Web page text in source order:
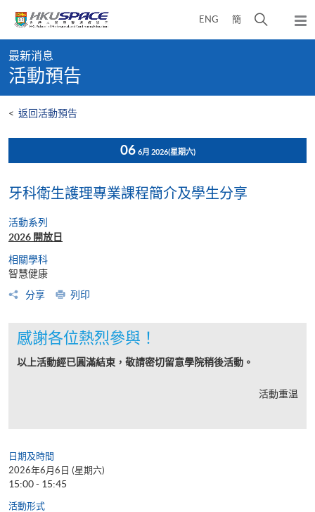
content
ENG 簡
開
彈
出
content
start
最新消息
活動預告
< 返回活動預告
06 6月 2026(星期六)
牙科衛生護理專業課程簡介及學生分享
活動系列
2026 開放日
相關學科
智慧健康
分享
列印
感謝各位熱烈參與！
以上活動經已圓滿結束，敬請密切留意學院稍後活動。
活動重温
日期及時間
2026年6月6日 (星期六)
15:00 - 15:45
活動形式